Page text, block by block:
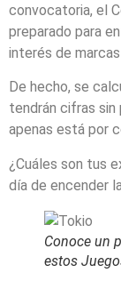
convocatoria, el
preparado para
interés de
De hecho, se
tendrán cifras
apenas está por
¿Cuáles son tus
día de encender
Conoce un
estos